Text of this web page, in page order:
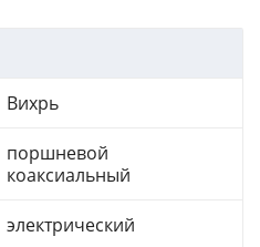
Вихрь
поршневой
коаксиальный
электрический